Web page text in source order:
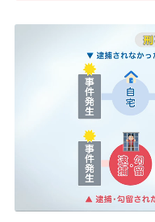
刑事事件の無料
家族が逮捕され
刑事事件の記事
アトムについて知